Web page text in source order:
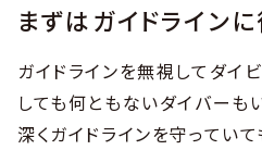
まずはガイドライン
ガイドラインを無視してダイ
しても何ともないダイバーも
深くガイドラインを守ってい